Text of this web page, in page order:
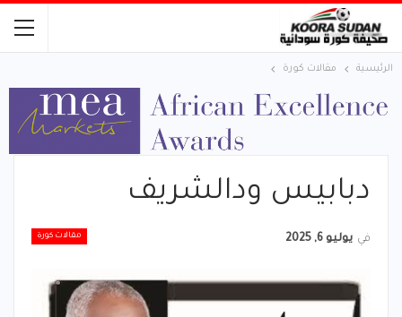
الرئيسية مقالات كورة
دبابيس ودالشريف
مقالات كورة في يوليو 6, 2025